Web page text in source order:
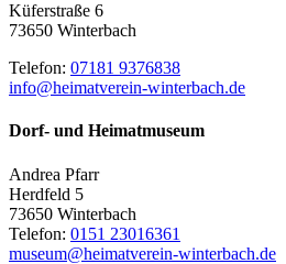
Küferstraße 6
73650 Winterbach
Telefon: 07181 9376838
info@heimatverein-winterbach.de
Dorf- und Heimatmuseum
Andrea Pfarr
Herdfeld 5
73650 Winterbach
Telefon: 0151 23016361
museum@heimatverein-winterbach.de